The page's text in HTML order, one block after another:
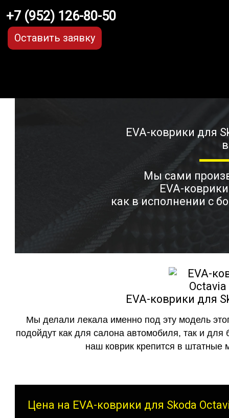
+7 (952) 126-80-50
Оставить заявку
EVA-коврики для
Мы сами
EVA-
как в исполнении с
EVA-коврики для
Мы делали лекала именно под эту модель
подойдут как для салона автомобиля, так и для
наш коврик крепится в штатные
Цена на EVA-коврики для Skoda